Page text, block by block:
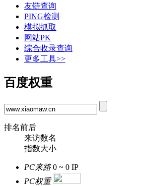
友链查询
PING检测
模拟抓取
网站PK
综合收录查询
更多工具>>
百度权重
排名前后
来访数名
指数大小
PC来路 0 ~ 0 IP
PC权重